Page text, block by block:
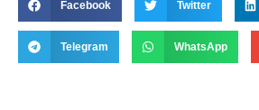
Facebook Twitter
Telegram WhatsApp